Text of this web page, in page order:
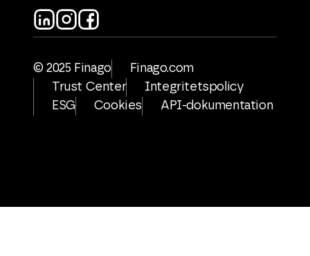
© 2025 Finago
Finago.com
Trust Center
Integritetspolicy
ESG
Cookies API-dokumentation